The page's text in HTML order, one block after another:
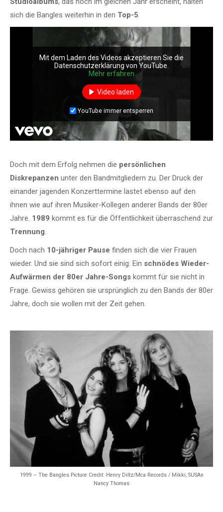
sich die Bangles weiterhin in den Top-5.
Mit dem Laden des Videos akzeptieren Sie die
Datenschutzerklärung von YouTube.
Mehr erfahren
Video laden
YouTube immer entsperren
Doch mit dem Erfolg nehmen die persönlichen
Diskrepanzen unter den Bandmitgliedern zu. Der Druck der
einander jagenden Konzerttermine lastet ebenso auf den
ihnen wie auf ihren Musiker-Kollegen anderer Bands der 80er
Jahre. 1989 kommt es für die Öffentlichkeit überraschend zur
Trennung.
Doch nach 10-jähriger Pause finden sich die vier Frauen
wieder. Und sie sind sich sofort einig: Ein schnödes Wieder-
Aufwärmen der 80er Jahre-Songs kommt für sie nicht in
Frage. Gewiss gehören sie ursprünglich zu den Bands der 80er
Jahre, doch sie wollen mit der Zeit gehen.
1999 – The Bangles Picture Credit: Henry Diltz/Mca Records / Mikki, SUSAn
Nancy Thomas